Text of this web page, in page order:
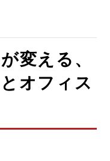
変える、
オフィス